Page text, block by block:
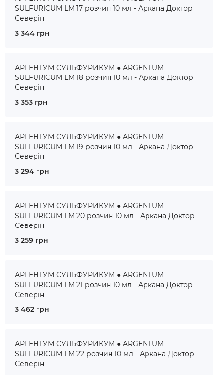
SULFURICUM LM 17 розчин 10 мл - Аркана Доктор
Северін
3 344 грн
АРГЕНТУМ СУЛЬФУРИКУМ ● ARGENTUM
SULFURICUM LM 18 розчин 10 мл - Аркана Доктор
Северін
3 353 грн
АРГЕНТУМ СУЛЬФУРИКУМ ● ARGENTUM
SULFURICUM LM 19 розчин 10 мл - Аркана Доктор
Северін
3 294 грн
АРГЕНТУМ СУЛЬФУРИКУМ ● ARGENTUM
SULFURICUM LM 20 розчин 10 мл - Аркана Доктор
Северін
3 259 грн
АРГЕНТУМ СУЛЬФУРИКУМ ● ARGENTUM
SULFURICUM LM 21 розчин 10 мл - Аркана Доктор
Северін
3 462 грн
АРГЕНТУМ СУЛЬФУРИКУМ ● ARGENTUM
SULFURICUM LM 22 розчин 10 мл - Аркана Доктор
Северін